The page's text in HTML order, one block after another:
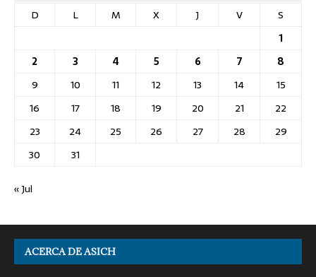
D
L M X J V
S
1
2
3 4 5 6 7
8
9
10 11 12 13 14
15
16
17 18 19 20 21
22
23
24 25 26 27 28
29
30
31
« Jul
ACERCA DE ASICH